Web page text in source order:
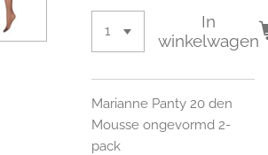
In
winkelwagen
Marianne Panty 20 den
Mousse ongevormd 2-
pack